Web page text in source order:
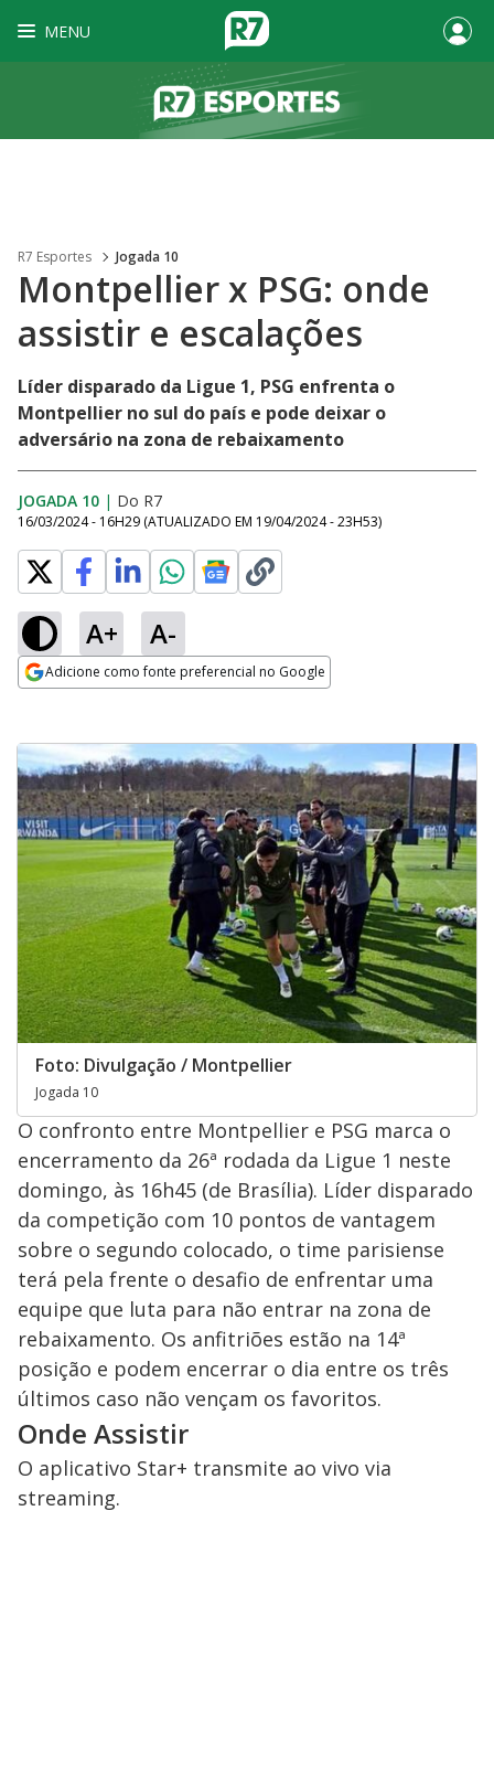
MENU
R7 Esportes Jogada 10
Montpellier x PSG: onde
assistir e escalações
Líder disparado da Ligue 1, PSG enfrenta o
Montpellier no sul do país e pode deixar o
adversário na zona de rebaixamento
JOGADA 10 | Do R7
16/03/2024 - 16H29 (ATUALIZADO EM 19/04/2024 - 23H53)
A+ A-
Adicione como fonte preferencial no Google
Foto: Divulgação / Montpellier
Jogada 10
O confronto entre Montpellier e PSG marca o
encerramento da 26ª rodada da Ligue 1 neste
domingo, às 16h45 (de Brasília). Líder disparado
da competição com 10 pontos de vantagem
sobre o segundo colocado, o time parisiense
terá pela frente o desafio de enfrentar uma
equipe que luta para não entrar na zona de
rebaixamento. Os anfitriões estão na 14ª
posição e podem encerrar o dia entre os três
últimos caso não vençam os favoritos.
Onde Assistir
O aplicativo Star+ transmite ao vivo via
streaming.